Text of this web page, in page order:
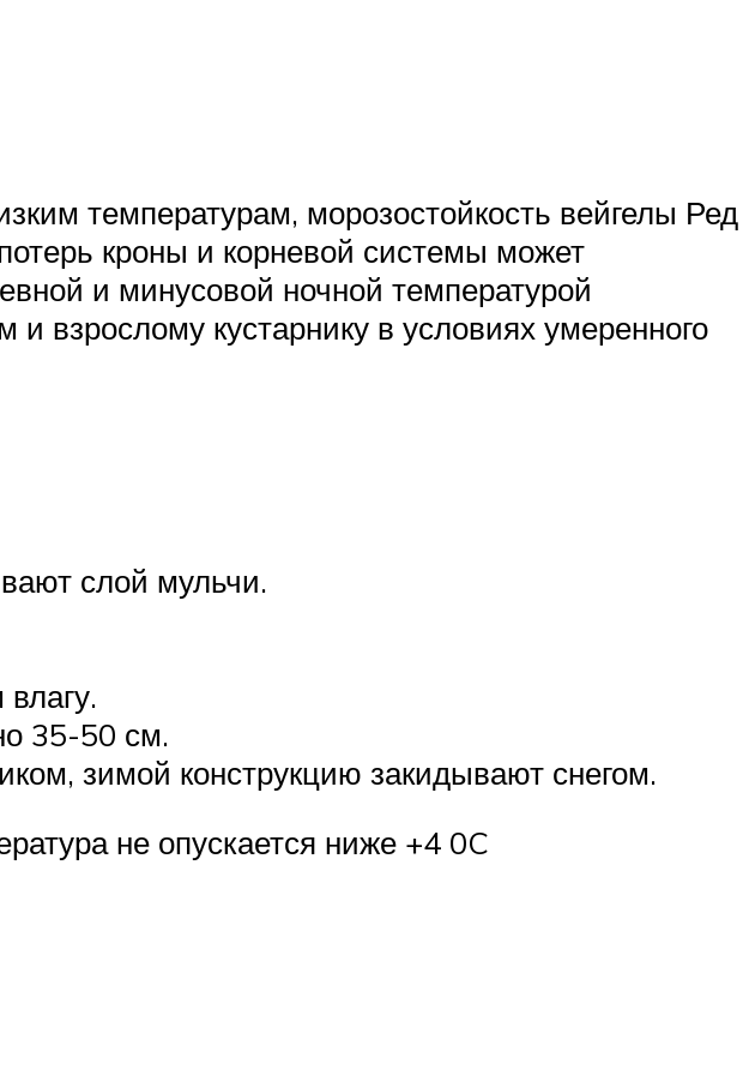
температурам, морозостойкость вейгелы Ред
кроны и корневой системы может
и минусовой ночной температурой
взрослому кустарнику в условиях умеренного
слой мульчи.
35-50 см.
зимой конструкцию закидывают снегом.
не опускается ниже +4 0C